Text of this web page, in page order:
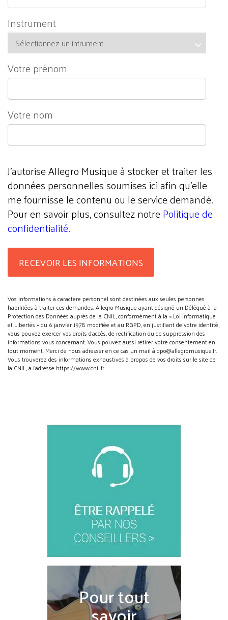
Instrument
Votre prénom
Votre nom
J'autorise Allegro Musique à stocker et traiter les
données personnelles soumises ici afin qu’elle
me fournisse le contenu ou le service demandé.
Pour en savoir plus, consultez notrePolitique de
confidentialité.
Vos informations à caractère personnel sont destinées aux seules personnes
habilitées à traiter ces demandes. Allegro Musique ayant désigné un Délégué à la
Protection des Données auprès de la CNIL, conformément à la « Loi Informatique
et Libertés » du 6 janvier 1978 modifiée et au RGPD, en justifiant de votre identité,
vous pouvez exercer vos droits d’accès, de rectification ou de suppression des
informations vous concernant. Vous pouvez aussi retirer votre consentement en
tout moment. Merci de nous adresser en ce cas un mail à dpo@allegromusique.fr.
Vous trouverez des informations exhaustives à propos de vos droits sur le site de
la CNIL, à l'adresse https://www.cnil.fr
Pour tout